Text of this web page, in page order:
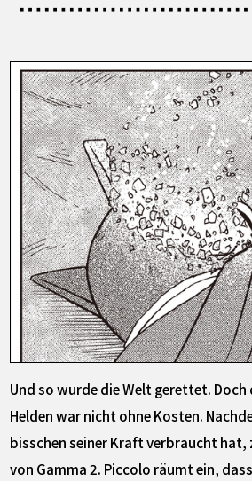
Und so wurde die Welt gerettet. Doch
Helden war nicht ohne Kosten.
bisschen seiner Kraft verbraucht
von Gamma 2. Piccolo räumt ein,